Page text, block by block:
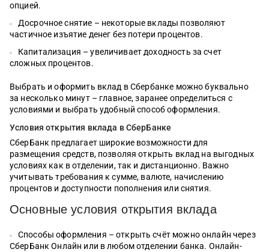
опцией.
Досрочное снятие – некоторые вклады позволяют
частичное изъятие денег без потери процентов.
Капитализация – увеличивает доходность за счет
сложных процентов.
Выбрать и оформить вклад в Сбербанке можно буквально
за несколько минут – главное, заранее определиться с
условиями и выбрать удобный способ оформления.
Условия открытия вклада в СберБанке
СберБанк предлагает широкие возможности для
размещения средств, позволяя открыть вклад на выгодных
условиях как в отделении, так и дистанционно. Важно
учитывать требования к сумме, валюте, начислению
процентов и доступности пополнения или снятия.
Основные условия открытия вклада
Способы оформления – открыть счёт можно онлайн через
СберБанк Онлайн или в любом отделении банка. Онлайн-